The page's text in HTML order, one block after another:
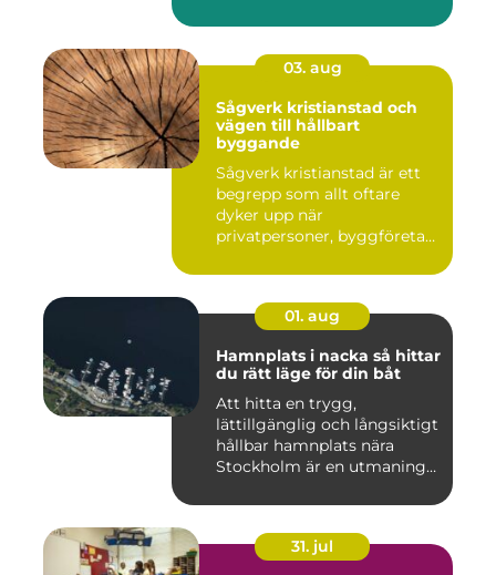
03. aug
Sågverk kristianstad och
vägen till hållbart
byggande
Sågverk kristianstad är ett
begrepp som allt oftare
dyker upp när
privatpersoner, byggföretag
01. aug
Hamnplats i nacka så hittar
du rätt läge för din båt
Att hitta en trygg,
lättillgänglig och långsiktigt
hållbar hamnplats nära
Stockholm är en utmaning
31. jul